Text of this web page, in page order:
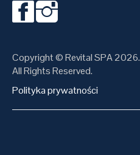
Copyright © Revital SPA 2026.
All Rights Reserved.
Polityka prywatności